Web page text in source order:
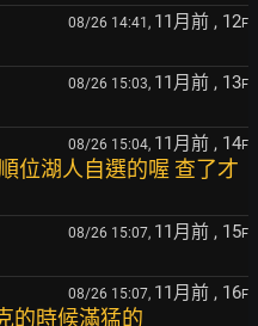
08/26 14:41, 11月前 , 12F
08/26 15:03, 11月前 , 13F
08/26 15:04, 11月前 , 14F
位湖人自選的喔 查了才
08/26 15:07, 11月前 , 15F
08/26 15:07, 11月前 , 16F
的時候滿猛的